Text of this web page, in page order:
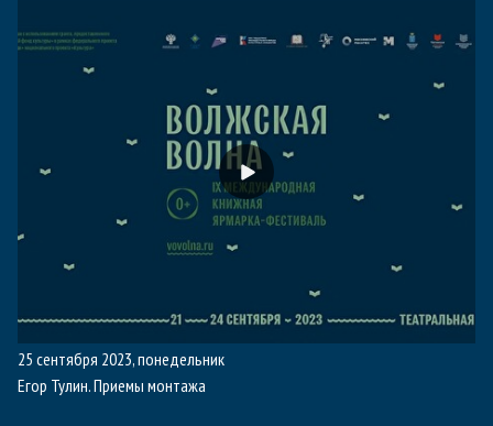
25 сентября 2023, понедельник
Егор Тулин. Приемы монтажа